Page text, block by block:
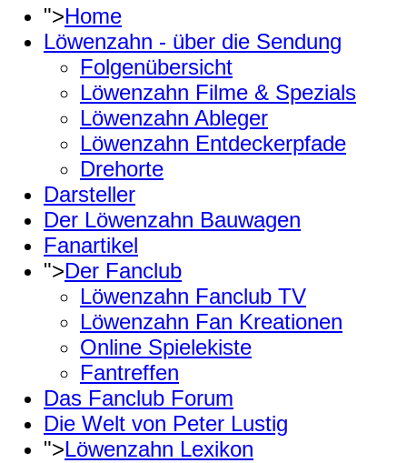
">Home
Löwenzahn - über die Sendung
Folgenübersicht
Löwenzahn Filme & Spezials
Löwenzahn Ableger
Löwenzahn Entdeckerpfade
Drehorte
Darsteller
Der Löwenzahn Bauwagen
Fanartikel
">Der Fanclub
Löwenzahn Fanclub TV
Löwenzahn Fan Kreationen
Online Spielekiste
Fantreffen
Das Fanclub Forum
Die Welt von Peter Lustig
">Löwenzahn Lexikon